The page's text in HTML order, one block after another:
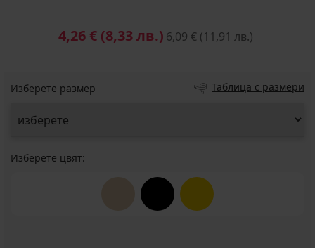
4,26 € (8,33 лв.)6,09 €(11,91 лв.)
Изберете размер Таблица с размери
Изберете цвят: